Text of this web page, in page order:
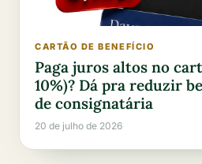
CARTÃO DE BENEFÍCIO
Paga juros altos no
10%)? Dá pra reduzir
de consignatária
20 de julho de 2026